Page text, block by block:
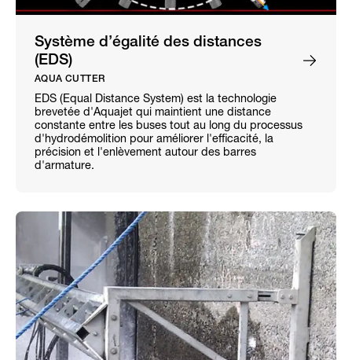
Système d’égalité des distances
(EDS)
AQUA CUTTER
EDS (Equal Distance System) est la technologie
brevetée d'Aquajet qui maintient une distance
constante entre les buses tout au long du processus
d'hydrodémolition pour améliorer l'efficacité, la
précision et l'enlèvement autour des barres
d'armature.